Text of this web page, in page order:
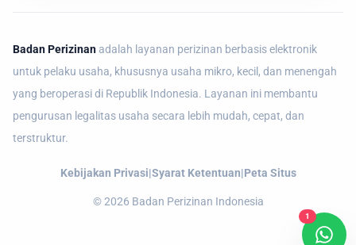
Badan Perizinan adalah layanan perizinan berbasis elektronik
untuk pelaku usaha, khususnya usaha mikro, kecil, dan menengah
yang beroperasi di Republik Indonesia. Layanan ini membantu
pengurusan legalitas usaha secara lebih mudah, cepat, dan
terstruktur.
Kebijakan Privasi|Syarat Ketentuan|Peta Situs
©2026 Badan Perizinan Indonesia
1